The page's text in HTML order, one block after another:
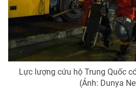
Video
VTV Money VTV
VTV Sức khoẻ Bất
Lực lượng cứu hộ Trung Quốc
(Ảnh: Dunya